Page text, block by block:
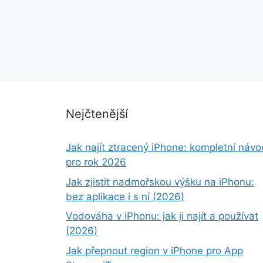
Nejčtenější
Jak najít ztracený iPhone: kompletní
pro rok 2026
Jak zjistit nadmořskou výšku na iPhonu:
bez aplikace i s ní (2026)
Vodováha v iPhonu: jak ji najít a používat
(2026)
Jak přepnout region v iPhone pro App